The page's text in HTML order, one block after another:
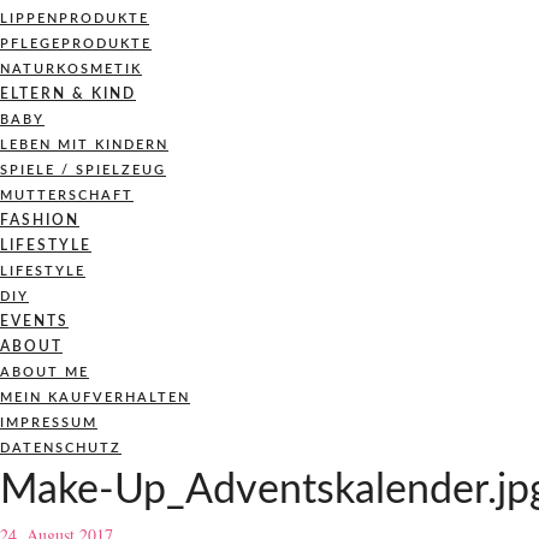
LIPPENPRODUKTE
PFLEGEPRODUKTE
NATURKOSMETIK
ELTERN & KIND
BABY
LEBEN MIT KINDERN
SPIELE / SPIELZEUG
MUTTERSCHAFT
FASHION
LIFESTYLE
LIFESTYLE
DIY
EVENTS
ABOUT
ABOUT ME
MEIN KAUFVERHALTEN
IMPRESSUM
DATENSCHUTZ
Make-